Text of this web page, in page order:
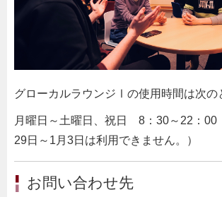
グローカルラウンジⅠの使用時間は次の
月曜日～土曜日、祝日 8：30～22：00
29日～1月3日は利用できません。）
お問い合わせ先